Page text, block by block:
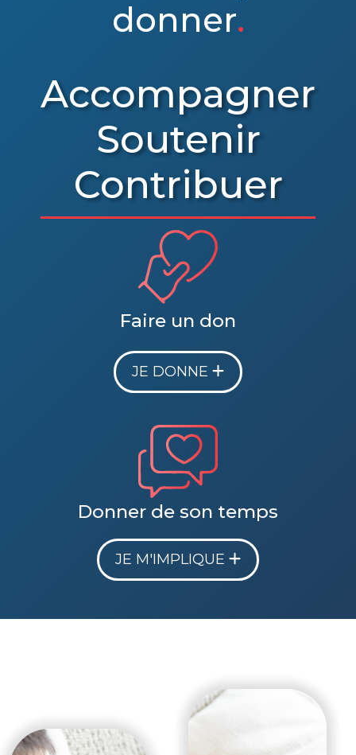
donner.
Accompagner
Soutenir
Contribuer
Faire un don
JE DONNE
Donner de son temps
JE M'IMPLIQUE